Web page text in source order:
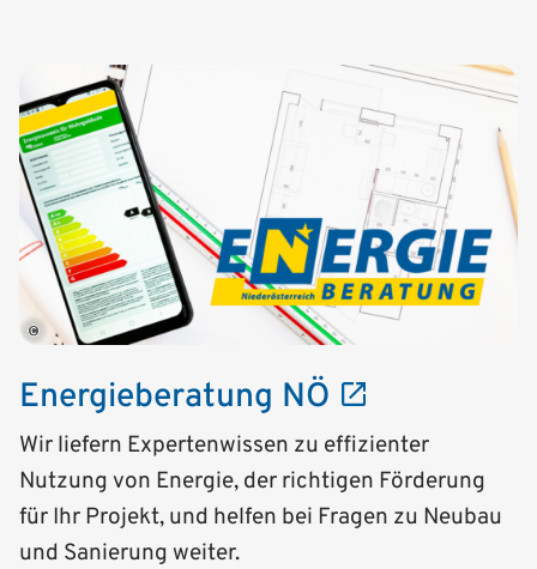
©
Energieberatung NÖ
Wir liefern Expertenwissen zu effizienter
Nutzung von Energie, der richtigen Förderung
für Ihr Projekt, und helfen bei Fragen zu Neubau
und Sanierung weiter.